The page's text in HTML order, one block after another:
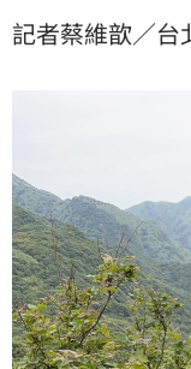
記者蔡維歆／台